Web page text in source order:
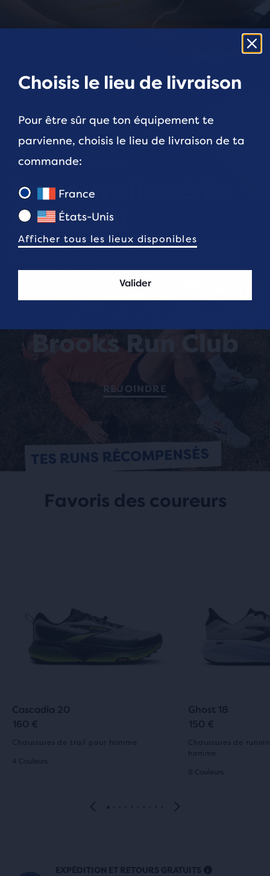
SHINE UNDER PRESSURE
La nouvelle série
Hyperion
COLLECTION FEMMECOLLECTION HOMME
Brooks Run Club
REJOINDRE
Favoris des coureurs
Cascadia 20
160 €
Chaussures de trail pour homme
4 Couleurs
Ghost 18
150 €
Chaussures de
homme
8 Couleurs
EXPÉDITION ET RETOURS GRATUITS
Choisis le lieu de livraison
Pour être sûr que ton équipement te
parvienne, choisis le lieu de livraison de ta
commande:
France
États-Unis
Afficher tous les lieux disponibles
Valider